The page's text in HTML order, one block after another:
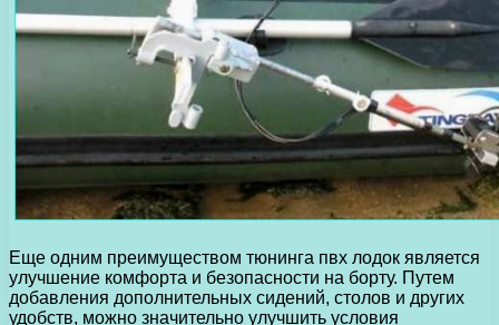
Еще одним преимуществом тюнинга пвх лодок является
улучшение комфорта и безопасности на борту. Путем
добавления дополнительных сидений, столов и других
удобств, можно значительно улучшить условия